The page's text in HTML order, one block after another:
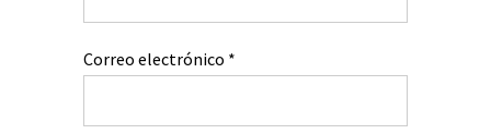
Correo electrónico *